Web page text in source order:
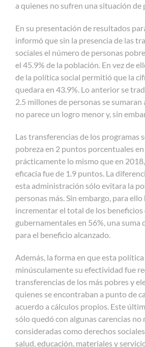
a quienes no sufren una situación de
En su presentación de resultados
informó que sin la presencia de las
sociales el número de personas
el 45.9% de la población. En vez de
de la política social permitió que la
quedara en 43.9%. Lo anterior se
2.5 millones de personas se sumaran
no parece un logro menor y, sin
Las transferencias de los programas
pobreza en 2 puntos porcentuales
prácticamente lo mismo que en
eficacia fue de 1.9 puntos. La
esta administración sólo evitara la
personas más. Sin embargo, para
incrementar el total de los beneficios
gubernamentales en 56%, una suma
para el beneficio alcanzado.
Además, la forma en que esta
minúsculamente su efectividad fue
transferencias de los más pobres y
quienes se encontraban a punto de
acuerdo a cálculos propios. Este
sólo quedó con algunas carencias no
consideradas como derechos
salud, educación, materiales y